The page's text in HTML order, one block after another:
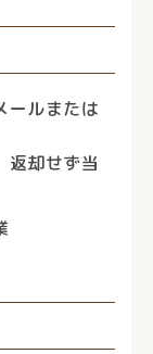
ールまたは
返却せず当